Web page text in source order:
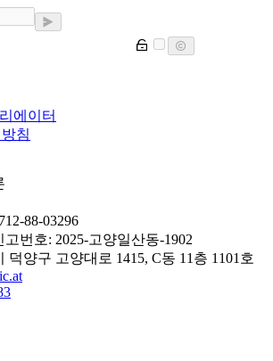
에이터
침
88-03296
번호: 2025-고양일산동-1902
덕양구 고양대로 1415, C동 11층 1101호